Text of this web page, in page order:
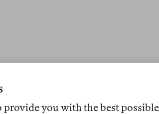
provide you with the best possible